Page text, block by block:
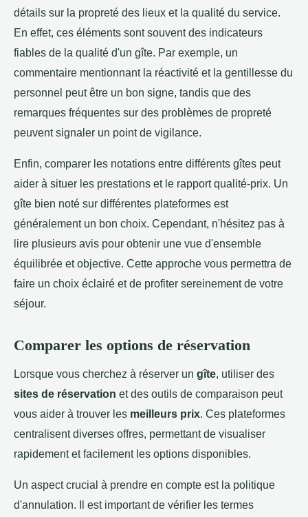
détails sur la propreté des lieux et la qualité du service.
En effet, ces éléments sont souvent des indicateurs
fiables de la qualité d'un gîte. Par exemple, un
commentaire mentionnant la réactivité et la gentillesse du
personnel peut être un bon signe, tandis que des
remarques fréquentes sur des problèmes de propreté
peuvent signaler un point de vigilance.
Enfin, comparer les notations entre différents gîtes peut
aider à situer les prestations et le rapport qualité-prix. Un
gîte bien noté sur différentes plateformes est
généralement un bon choix. Cependant, n'hésitez pas à
lire plusieurs avis pour obtenir une vue d'ensemble
équilibrée et objective. Cette approche vous permettra de
faire un choix éclairé et de profiter sereinement de votre
séjour.
Comparer les options de réservation
Lorsque vous cherchez à réserver un gîte, utiliser des
sites de réservation et des outils de comparaison peut
vous aider à trouver les meilleurs prix. Ces plateformes
centralisent diverses offres, permettant de visualiser
rapidement et facilement les options disponibles.
Un aspect crucial à prendre en compte est la politique
d'annulation. Il est important de vérifier les termes